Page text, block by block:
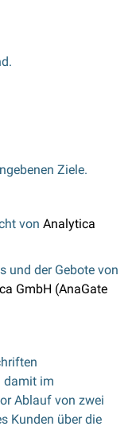
Ziele.
von Analytica
und der Gebote von
GmbH (AnaGate
damit im
Ablauf von zwei
Kunden über die